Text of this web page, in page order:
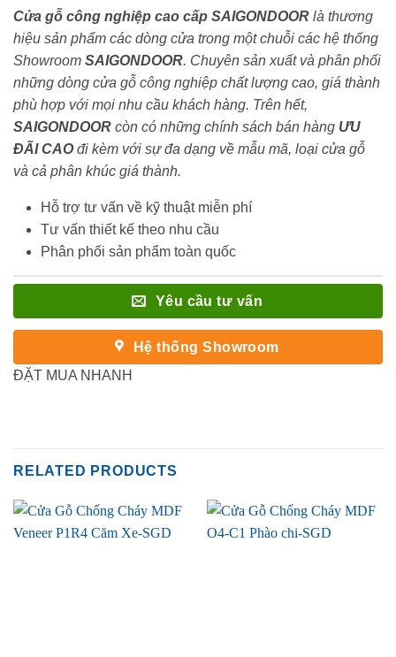
Cửa gỗ công nghiệp cao cấp SAIGONDOOR là thương
hiệu sản phẩm các dòng cửa trong một chuỗi các hệ thống
Showroom SAIGONDOOR. Chuyên sản xuất và phân phối
những dòng cửa gỗ công nghiệp chất lượng cao, giá thành
phù hợp với mọi nhu cầu khách hàng. Trên hết,
SAIGONDOOR còn có những chính sách bán hàng ƯU
ĐÃI CAOđi kèm với sự đa dạng về mẫu mã, loại cửa gỗ
và cả phân khúc giá thành.
Hỗ trợ tư vấn về kỹ thuật miễn phí
Tư vấn thiết kế theo nhu cầu
Phân phối sản phẩm toàn quốc
Yêu cầu tư vấn
Hệ thống Showroom
ĐẶT MUA NHANH
RELATED PRODUCTS